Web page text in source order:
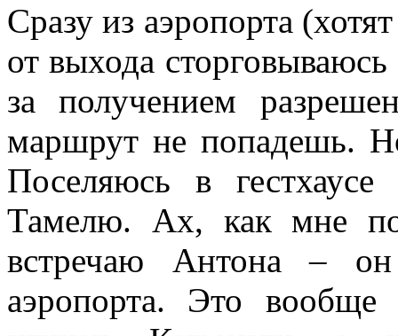
Сразу из аэропорта
от выхода
за получением
маршрут не попадешь.
Поселяюсь в
Тамелю. Ах, как мне
встречаю Антона –
аэропорта. Это вообще